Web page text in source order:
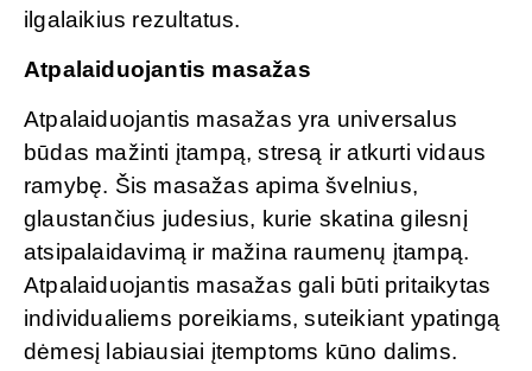
ilgalaikius rezultatus.
Atpalaiduojantis masažas
Atpalaiduojantis masažas yra universalus
būdas mažinti įtampą, stresą ir atkurti vidaus
ramybę. Šis masažas apima švelnius,
glaustančius judesius, kurie skatina gilesnį
atsipalaidavimą ir mažina raumenų įtampą.
Atpalaiduojantis masažas gali būti pritaikytas
individualiems poreikiams, suteikiant ypatingą
dėmesį labiausiai įtemptoms kūno dalims.